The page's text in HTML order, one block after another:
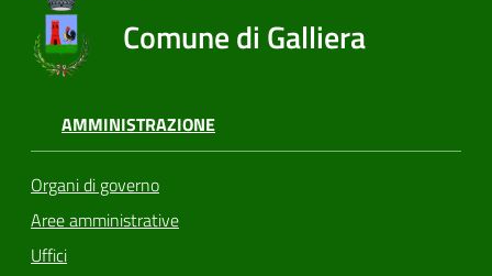
Comune di Galliera
AMMINISTRAZIONE
Organi di governo
Aree amministrative
Uffici